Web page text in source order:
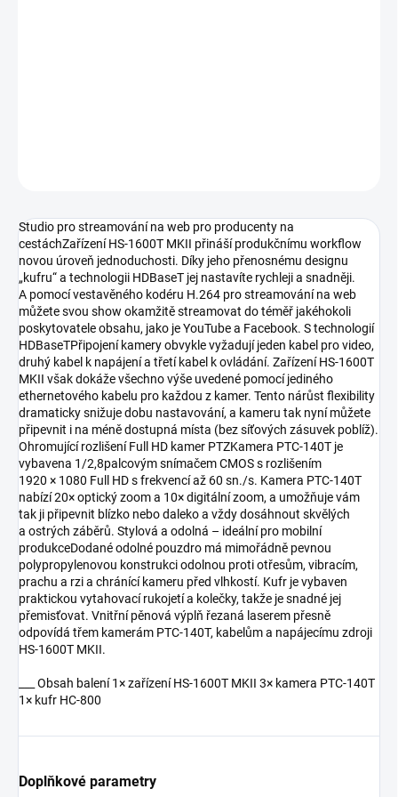
Studio pro streamování na web pro producenty na
cestáchZařízení HS-1600T MKII přináší produkčnímu workflow
novou úroveň jednoduchosti. Díky jeho přenosnému designu
„kufru“ a technologii HDBaseT jej nastavíte rychleji a snadněji.
A pomocí vestavěného kodéru H.264 pro streamování na web
můžete svou show okamžitě streamovat do téměř jakéhokoli
poskytovatele obsahu, jako je YouTube a Facebook. S technologií
HDBaseTPřipojení kamery obvykle vyžadují jeden kabel pro video,
druhý kabel k napájení a třetí kabel k ovládání. Zařízení HS-1600T
MKII však dokáže všechno výše uvedené pomocí jediného
ethernetového kabelu pro každou z kamer. Tento nárůst flexibility
dramaticky snižuje dobu nastavování, a kameru tak nyní můžete
připevnit i na méně dostupná místa (bez síťových zásuvek poblíž).
Ohromující rozlišení Full HD kamer PTZKamera PTC-140T je
vybavena 1/2,8palcovým snímačem CMOS s rozlišením
1920 × 1080 Full HD s frekvencí až 60 sn./s. Kamera PTC-140T
nabízí 20× optický zoom a 10× digitální zoom, a umožňuje vám
tak ji připevnit blízko nebo daleko a vždy dosáhnout skvělých
a ostrých záběrů. Stylová a odolná – ideální pro mobilní
produkceDodané odolné pouzdro má mimořádně pevnou
polypropylenovou konstrukci odolnou proti otřesům, vibracím,
prachu a rzi a chránící kameru před vlhkostí. Kufr je vybaven
praktickou vytahovací rukojetí a kolečky, takže je snadné jej
přemisťovat. Vnitřní pěnová výplň řezaná laserem přesně
odpovídá třem kamerám PTC-140T, kabelům a napájecímu zdroji
HS-1600T MKII.
___ Obsah balení 1× zařízení HS-1600T MKII 3× kamera PTC-140T
1× kufr HC-800
Doplňkové parametry